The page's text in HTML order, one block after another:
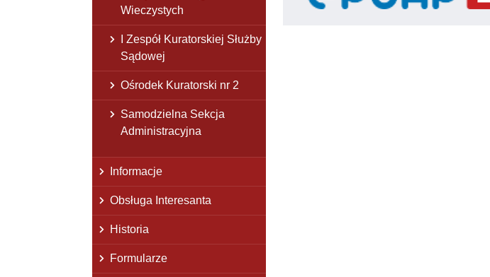
Wieczystych
I Zespół Kuratorskiej Służby
Sądowej
Ośrodek Kuratorski nr 2
Samodzielna Sekcja
Administracyjna
Informacje
Obsługa Interesanta
Historia
Formularze